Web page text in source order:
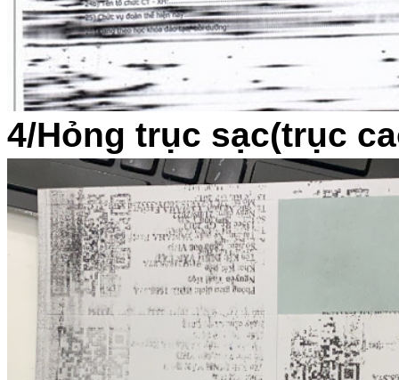
4/Hỏng trục sạc(trục